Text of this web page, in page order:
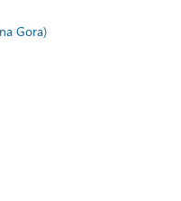
Gora)